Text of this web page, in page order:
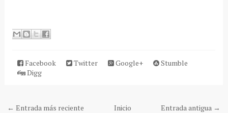
Facebook Twitter Google+
Stumble
Digg
← Entrada más reciente Entrada antigua →
Inicio